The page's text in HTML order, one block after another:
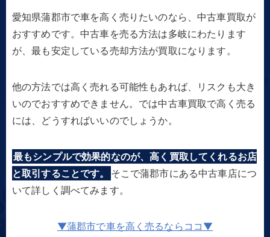
愛知県蒲郡市で車を高く売りたいのなら、中古車買取が
おすすめです。中古車を売る方法は多岐にわたります
が、最も安定している売却方法が買取になります。
他の方法では高く売れる可能性もあれば、リスクも大き
いのでおすすめできません。では中古車買取で高く売る
には、どうすればいいのでしょうか。
最もシンプルで効果的なのが、高く買取してくれるお店
と取引することです。
そこで蒲郡市にある中古車店につ
いて詳しく調べてみます。
▼蒲郡市で車を高く売るならココ▼